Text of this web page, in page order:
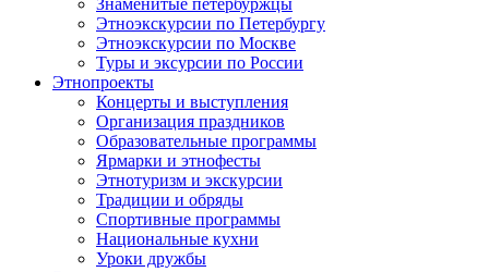
Знаменитые петербуржцы
Этноэкскурсии по Петербургу
Этноэкскурсии по Москве
Туры и эксурсии по России
Этнопроекты
Концерты и выступления
Организация праздников
Образовательные программы
Ярмарки и этнофесты
Этнотуризм и экскурсии
Традиции и обряды
Спортивные программы
Национальные кухни
Уроки дружбы